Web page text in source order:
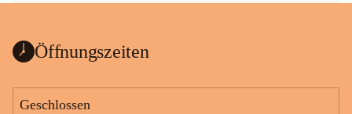
Öffnungszeiten
Geschlossen